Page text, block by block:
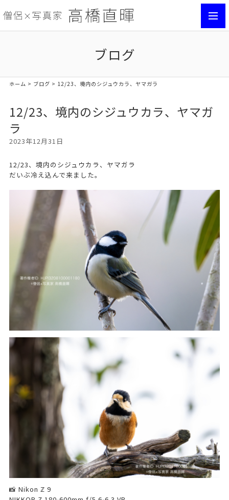
ブログ
ホーム > ブログ > 12/23、境内のシジュウカラ、ヤマガラ
12/23、境内のシジュウカラ、ヤマガ
ラ
2023年12月31日
12/23、境内のシジュウカラ、ヤマガラ
だいぶ冷え込んで来ました。
📸 Nikon ℤ 9